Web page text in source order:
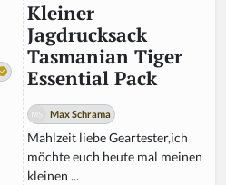
Kleiner
Jagdrucksack
Tasmanian Tiger
Essential Pack
Max Schrama
Mahlzeit liebe Geartester,ich
möchte euch heute mal meinen
kleinen ...